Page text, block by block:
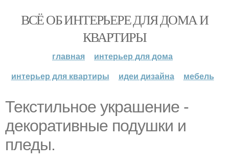
ВСЁ ОБ ИНТЕРЬЕРЕ ДЛЯ ДОМА И
КВАРТИРЫ
главная
интерьер для дома
интерьер для квартиры
идеи дизайна мебель
Текстильное украшение -
декоративные подушки и
пледы.